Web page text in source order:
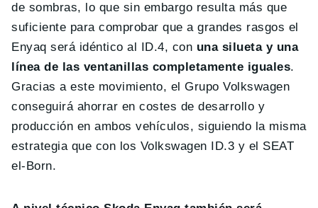
de sombras, lo que sin embargo resulta más que
suficiente para comprobar que a grandes rasgos el
Enyaq será idéntico al ID.4, con una silueta y una
línea de las ventanillas completamente iguales.
Gracias a este movimiento, el Grupo Volkswagen
conseguirá ahorrar en costes de desarrollo y
producción en ambos vehículos, siguiendo la misma
estrategia que con los Volkswagen ID.3 y el SEAT
el-Born.